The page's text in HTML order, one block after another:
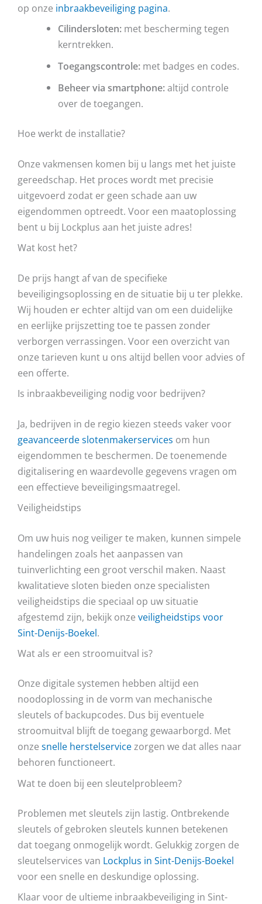
op onze inbraakbeveiliging pagina.
Cilindersloten: met bescherming tegen
kerntrekken.
Toegangscontrole: met badges en codes.
Beheer via smartphone:altijd controle
over de toegangen.
Hoe werkt de installatie?
Onze vakmensen komen bij u langs met het juiste
gereedschap. Het proces wordt met precisie
uitgevoerd zodat er geen schade aan uw
eigendommen optreedt. Voor een maatoplossing
bent u bij Lockplus aan het juiste adres!
Wat kost het?
De prijs hangt af van de specifieke
beveiligingsoplossing en de situatie bij u ter plekke.
Wij houden er echter altijd van om een duidelijke
en eerlijke prijszetting toe te passen zonder
verborgen verrassingen. Voor een overzicht van
onze tarieven kunt u ons altijd bellen voor advies of
een offerte.
Is inbraakbeveiliging nodig voor bedrijven?
Ja, bedrijven in de regio kiezen steeds vaker voor
geavanceerde slotenmakerservices om hun
eigendommen te beschermen. De toenemende
digitalisering en waardevolle gegevens vragen om
een effectieve beveiligingsmaatregel.
Veiligheidstips
Om uw huis nog veiliger te maken, kunnen simpele
handelingen zoals het aanpassen van
tuinverlichting een groot verschil maken. Naast
kwalitatieve sloten bieden onze specialisten
veiligheidstips die speciaal op uw situatie
afgestemd zijn, bekijk onze veiligheidstips voor
Sint-Denijs-Boekel.
Wat als er een stroomuitval is?
Onze digitale systemen hebben altijd een
noodoplossing in de vorm van mechanische
sleutels of backupcodes. Dus bij eventuele
stroomuitval blijft de toegang gewaarborgd. Met
onze snelle herstelservicezorgen we dat alles naar
behoren functioneert.
Wat te doen bij een sleutelprobleem?
Problemen met sleutels zijn lastig. Ontbrekende
sleutels of gebroken sleutels kunnen betekenen
dat toegang onmogelijk wordt. Gelukkig zorgen de
sleutelservices van Lockplus in Sint-Denijs-Boekel
voor een snelle en deskundige oplossing.
Klaar voor de ultieme inbraakbeveiliging in Sint-